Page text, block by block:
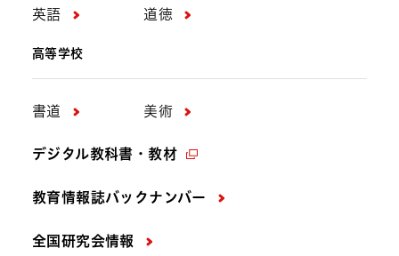
英語 道徳
高等学校
書道 美術
デジタル教科書・教材
教育情報誌バックナンバー
全国研究会情報